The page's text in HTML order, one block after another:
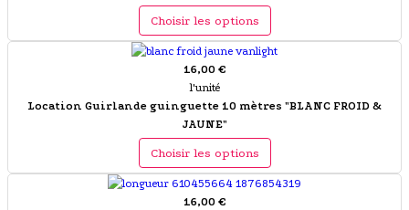
Choisir les options
16,00 €
l'unité
Location Guirlande guinguette 10 mètres "BLANC FROID &
JAUNE"
Choisir les options
16,00 €